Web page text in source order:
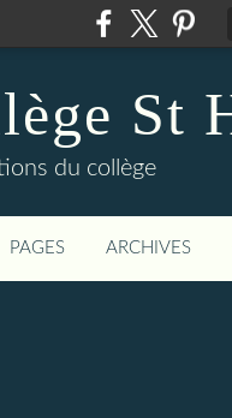
St
du collège
PAGES ARCHIVES